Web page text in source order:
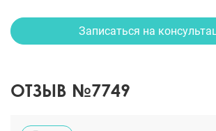
Записаться на
ОТЗЫВ №7749